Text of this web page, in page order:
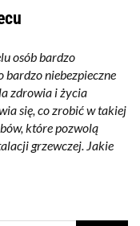
osób bardzo
bardzo niebezpieczne
zdrowia i życia
się, co zrobić w takiej
które pozwolą
grzewczej. Jakie